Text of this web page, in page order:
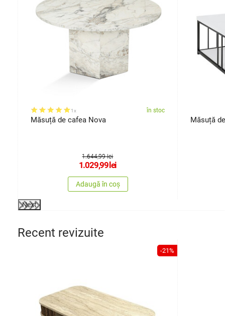
1x în stoc
Măsuță de cafea Nova
1.644,99 lei
1.029,99lei
Adaugă în coș
Măsuță
Next
Recent revizuite
-21%